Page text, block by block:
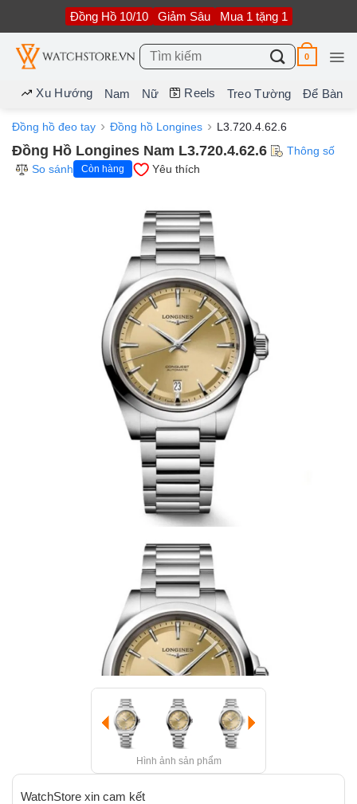
nội
dung
Đồng Hồ 10/10 Giảm Sâu Mua 1 tặng 1
Tìm
kiếm:
0
Xu Hướng Nam Nữ Reels Treo Tường Để Bàn
Đồng hồ đeo tay Đồng hồ Longines L3.720.4.62.6
Đồng Hồ Longines Nam L3.720.4.62.6
Thông số
So sánh
Còn hàng Yêu thích
Hình ảnh sản phẩm
WatchStore xin cam kết